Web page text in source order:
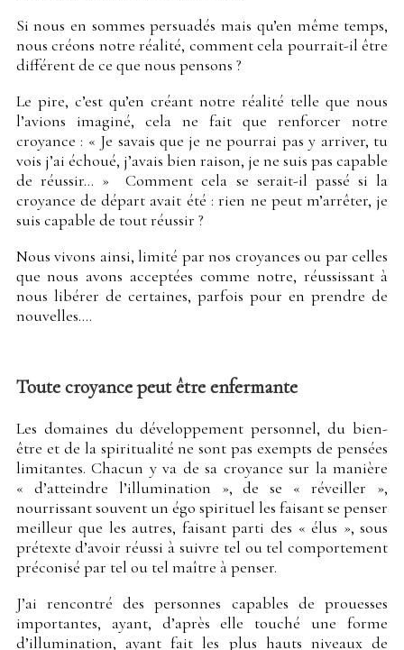
Si nous en sommes persuadés mais qu’en même temps,
nous créons notre réalité, comment cela pourrait-il être
différent de ce que nous pensons ?
Le pire, c’est qu’en créant notre réalité telle que nous
l’avions imaginé, cela ne fait que renforcer notre
croyance : « Je savais que je ne pourrai pas y arriver, tu
vois j’ai échoué, j’avais bien raison, je ne suis pas capable
de réussir… » Comment cela se serait-il passé si la
croyance de départ avait été : rien ne peut m’arrêter, je
suis capable de tout réussir ?
Nous vivons ainsi, limité par nos croyances ou par celles
que nous avons acceptées comme notre, réussissant à
nous libérer de certaines, parfois pour en prendre de
nouvelles….
Toute croyance peut être enfermante
Les domaines du développement personnel, du bien-
être et de la spiritualité ne sont pas exempts de pensées
limitantes. Chacun y va de sa croyance sur la manière
« d’atteindre l’illumination », de se « réveiller »,
nourrissant souvent un égo spirituel les faisant se penser
meilleur que les autres, faisant parti des « élus », sous
prétexte d’avoir réussi à suivre tel ou tel comportement
préconisé par tel ou tel maître à penser.
J’ai rencontré des personnes capables de prouesses
importantes, ayant, d’après elle touché une forme
d’illumination, ayant fait les plus hauts niveaux de